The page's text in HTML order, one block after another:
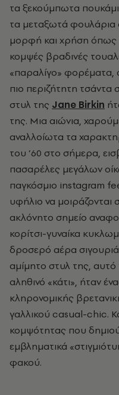
τα ξεκούμπωτα
τα μεταξωτά
μορφή και χρήση όπως
κομψές βραδινές
«παραλίγο» φορέματα,
πιο περιζήτητη τσάντα
στυλ της Jane Birkin
της. Μια αιώνια,
αναλλοίωτα τα
του ’60 στο σήμερα,
πασαρέλες μεγάλων
παγκόσμιο instagram
υφήλιο να μοιράζονται
ακλόνητο σημείο
κορίτσι-γυναίκα
δροσερό αέρα
αμίμητο στυλ της,
αληθινό «κάτι», ήταν
κληρονομικής
γαλλικού casual-chic.
κομψότητας που
εμβληματικά
φακού.